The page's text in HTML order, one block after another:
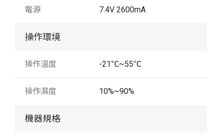
電源 7.4V 2600mA
操作環境
操作溫度 -21℃~55℃
操作濕度 10%~90%
機器規格